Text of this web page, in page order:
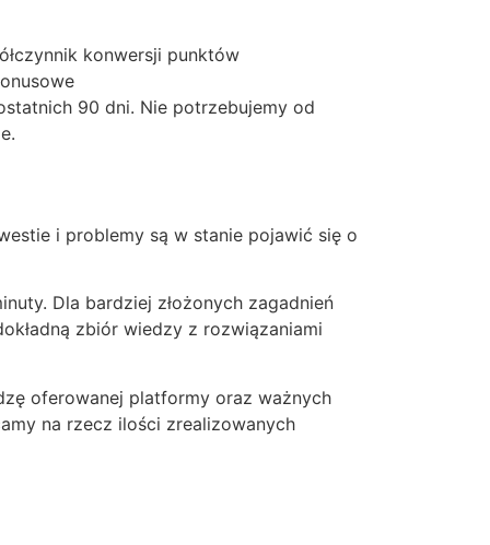
konwersji punktów
90 dni. Nie potrzebujemy od
i problemy są w stanie pojawić się o
Dla bardziej złożonych zagadnień
zbiór wiedzy z rozwiązaniami
oferowanej platformy oraz ważnych
na rzecz ilości zrealizowanych